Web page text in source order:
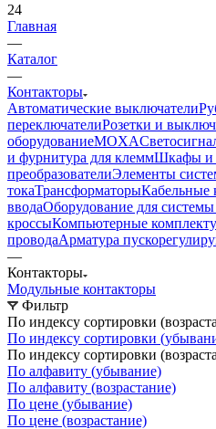
24
Главная
—
Каталог
—
Контакторы
Автоматические выключатели
переключателиРозетки и
оборудованиеMOXA
и фурнитура для клеммШкафы и
преобразователиЭлементы
токаТрансформаторыКабельные
вводаОборудование для системы
кроссыКомпьютерные
проводаАрматура
—
Контакторы
Модульные контакторы
Фильтр
По индексу сортировки
По индексу сортировки
По индексу сортировки
По алфавиту (убывание)
По алфавиту (возрастание)
По цене (убывание)
По цене (возрастание)